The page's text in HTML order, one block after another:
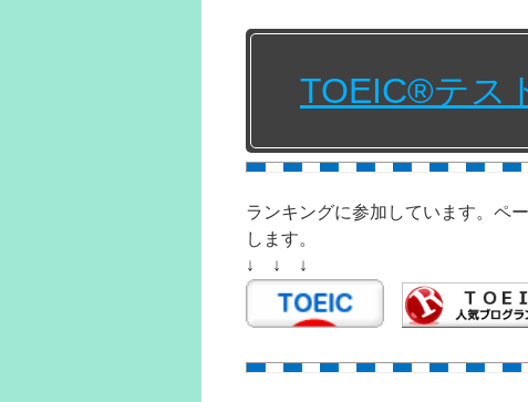
TOEIC®テス
ランキングに参加しています。ペ
します。
↓ ↓ ↓